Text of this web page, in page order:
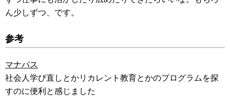
ん少しずつ、です。
参考
マナパス
社会人学び直しとかリカレント教育とかのプログラムを探
すのに便利と感じました